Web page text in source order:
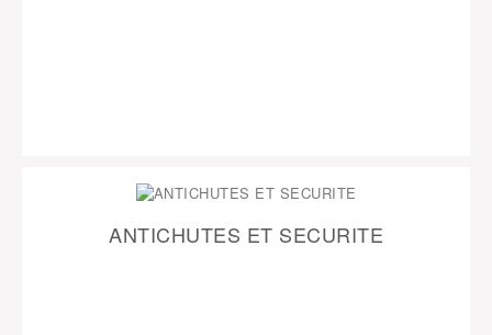
ANTICHUTES ET SECURITE